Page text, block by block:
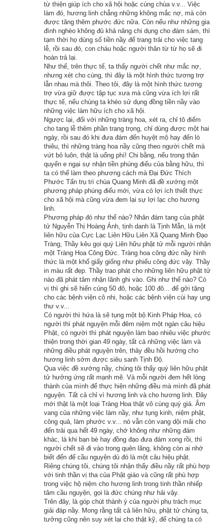
kính, lấy nước thanh tịnh nhất, trong sạch nhất mà cúng
dường chư tăng, thì mới thoát được nỗi thống khổ của loài
ngạ quỷ này.
Lão tỳ-kheo vâng lời và tin tưởng Như Lai, sinh tâm đại hoan
hỉ, lại còn nương vào sức của Phật nên ở đâu cũng tìm được
nước sạch, nước trong. Từ đó, ngày ngày ông mang nước
sạch đến cung cấp cho tăng đoàn, mãi cho đến lúc tuổi thật
cao mới tạ thế.
Nhờ công đức cúng dường nước cho chư tăng như thế nên
sinh ra đời này mới tự nhiên có sữa thanh tịnh mà uống, và
mới được gặp Phật, được hóa độ rất mau chóng.
Này chư tỳ-kheo, lão tỳ-kheo bệnh hoạn kia, nay chính là Da
Xỉ Mật Đa vậy.
Mọi người muốn tìm cầu hạnh phúc, nên thường cúng dường
Phật và Tăng, trồng nhân thiện thì tự nhiên sẽ hái được quả
Hãy ủng hộ website bằng cách truy cập lịch vạn niên trên
xemvm.com. Lịch vạn niên của chúng tôi không chỉ có các
tính năng cơ bản như đổi lịch dương sang lịch âm, lịch can
lịch tiết khí xem ngày giờ Hoàng Đạo – Hắc Đạo, xem
ngày theo Ngọc hạp thông thư,
xem ngày theo nhị thập bát tú
mà còn có nhiều tính năng nâng cao khác như xem ngày
xung khắc với tuổi, xem ngày theo Kinh Kim Phù, Xem ngày
theo Lục Diệu, xem ngày theo Đổng Công tuyển nhật (12
Bành Tổ kỵ nhật, xem ngày xuất hành theo Khổng Minh
chọn hướng tốt xuất hành
xem giờ tốt theo Lý Thuần Phong,
Quỷ Cốc Tử, xem ngày tốt xấu theo dân gian…nên vinh dự
được độc giả bình chọn là phần mềm lịch vạn niên số 1 hiện
nay. Phiên bản lịch vạn niên 2023 hoàn toàn mới của chúng tôi
không những giao diện đẹp, dễ sử dụng mà còn luận giải
chính xác và chi tiết từng mục giúp độc giả dễ dàng lựa chọn
được ngày tốt, giờ đẹp để khởi sự công việc. Hãy thử một lần
để cảm nhận sự khác biệt so với các phần mềm lịch vạn sự
Lịch vạn niên - Chọn giờ tốt ngày đẹp
từ thiện giúp ích cho xã hội hoặc cúng chùa v.v... Việc
làm đó, hương linh chẳng những không mắc nợ, mà còn
được tăng thêm phước đức nữa. Còn nếu như những gia
đình nghèo không đủ khả năng chi dụng cho đám sám, thì
tạm thời họ dùng số tiền nầy để trang trải cho việc tang
lễ, rồi sau đó, con cháu hoặc người thân từ từ họ sẽ đi
hoàn trả lại.
Như thế, trên thực tế, ta thấy người chết như mắc nợ,
nhưng xét cho cùng, thì đây là một hình thức tương trợ
lẫn nhau mà thôi. Theo tôi, đây là một hình thức tương
trợ vừa giữ được tập tục xưa mà cũng vừa ích lợi rất
thực tế, nếu chúng ta khéo sử dụng đồng tiền nầy vào
những việc làm hữu ích cho xã hội.
Ngược lại, đối với những tràng hoa, xét ra, chỉ tô điểm
cho tang lễ thêm phần trang trọng, chỉ dùng được một hai
ngày, rồi sau đó khi đưa đám đến huyệt mộ hay đến lò
thiêu, thì những tràng hoa nầy cũng theo người chết mà
vứt bỏ luôn, thật là uổng phí! Chi bằng, nếu trong thân
quyến e ngại sự nhận tiền phúng điếu của bằng hữu, thì
ta có thể làm theo phương cách mà Đại Đức Thích
Phước Tấn trụ trì chùa Quang Minh đã đề xướng một
phương pháp phúng điếu mới, vừa có lợi ích thiết thực
cho xã hội mà cũng vừa đem lại sự lợi lạc cho hương
linh.
Phương pháp đó như thế nào? Nhân đám tang của phật
tử Nguyễn Thị Hoàng Ánh, tịnh danh là Tịnh Mẫn, là một
liên hữu của Cực Lạc Liên Hữu Liên Xã Quang Minh Đạo
Tràng, Thầy kêu gọi quý Liên hữu phật tử mỗi người nhận
một Tràng Hoa Công Đức. Tràng hoa công đức nầy hình
thức là một khổ giấy giống như phiếu công đức vậy. Thầy
in màu rất đẹp. Thầy trao phát cho những liên hữu phật tử
nào đã phát tâm nhận lãnh ghi vào. Ghi như thế nào? Có
vị thì ghi sẽ hiến cúng 50 đô, hoặc 100 đô... để gởi tặng
cho các bệnh viện cô nhi, hoặc các bệnh viện cùi hay ung
thư v.v...
Có người thì hứa là sẽ tụng một bộ Kinh Pháp Hoa, có
người thì phát nguyện mỗi đêm niệm một ngàn câu hiệu
Phật, có người thì phát nguyện làm bao nhiêu việc phước
thiện trong thời gian 49 ngày, tất cả những việc làm và
những điều phát nguyện trên, thảy đều hồi hướng cho
hương linh sớm được siêu sanh Tịnh Độ.
Qua việc đề xướng nầy, chúng tôi thấy quý liên hữu phật
tử hưởng ứng rất mạnh mẽ. Và mỗi người đem hết lòng
thành của mình để thực hiện những điều mà mình đã phát
nguyện. Tất cả chỉ vì hương linh và cho hương linh. Đây
mới thật là một loại Tràng Hoa thật vô cùng quý giá. Âm
vang của những việc làm nầy, như tụng kinh, niệm phật,
công quả, làm phước v.v... nó vẫn còn vang dội mãi cho
đến trải qua hết 49 ngày, chớ không như những đám
khác, là khi bạn bè hay đồng đạo đưa đám xong rồi, thì
người chết sẽ đi vào trong quên lãng, không còn ai nhớ
biết đến để cầu nguyện dù đó là một câu hiệu phật.
Riêng chúng tôi, chúng tôi nhận thấy điều nầy rất phù hợp
với tinh thần vị tha của Phật giáo và cũng rất phù hợp
trong việc hộ niệm cho hương linh trong tinh thần nhiếp
tâm cầu nguyện, gọi là đức chúng như hải vậy.
Trên đây, là góp chút thành ý của người phụ trách mục
giải đáp nầy. Mong rằng tất cả liên hữu, phật tử chúng ta,
tưởng cũng nên suy xét lại cho thật kỹ, để chúng ta có